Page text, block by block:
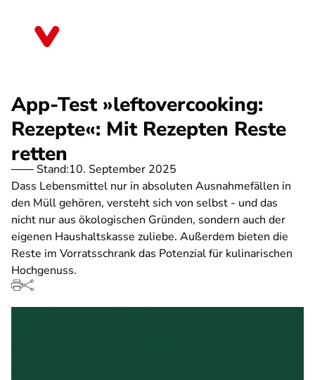
App-Test »leftovercooking:
Rezepte«: Mit Rezepten Reste
retten
Stand:10. September 2025
Dass Lebensmittel nur in absoluten Ausnahmefällen in
den Müll gehören, versteht sich von selbst - und das
nicht nur aus ökologischen Gründen, sondern auch der
eigenen Haushaltskasse zuliebe. Außerdem bieten die
Reste im Vorratsschrank das Potenzial für kulinarischen
Hochgenuss.